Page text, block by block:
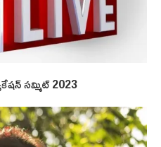
సమ్మిట్ 2023